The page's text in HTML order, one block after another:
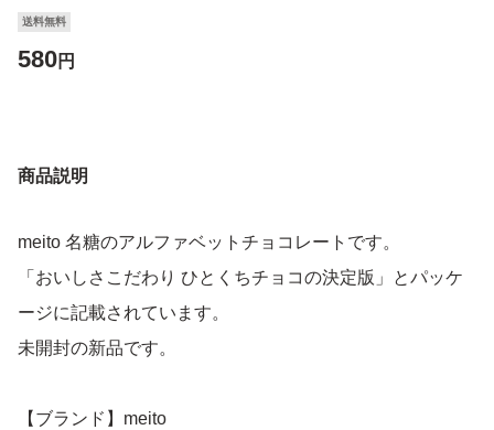
送料無料
580円
商品説明
meito 名糖のアルファベットチョコレートです。
「おいしさこだわり ひとくちチョコの決定版」とパッケ
ージに記載されています。
未開封の新品です。
【ブランド】meito